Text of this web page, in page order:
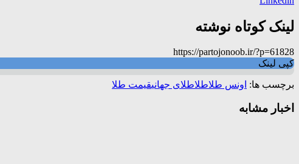
لینک کوتاه نوشته
https://partojonoob.ir/?p=61828
کپی لینک
برچسب ها: اونس طلاطلاطلای جهانیقیمت طلا
اخبار مشابه